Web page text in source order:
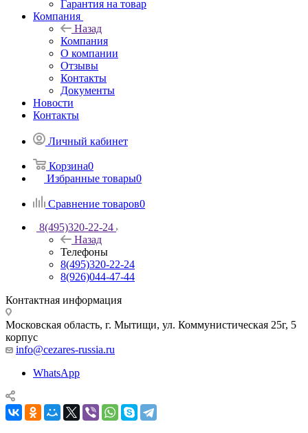
Гарантия на товар
Компания
Назад
Компания
О компании
Отзывы
Контакты
Документы
Новости
Контакты
Личный кабинет
Корзина0
Избранные товары0
Сравнение товаров0
8(495)320-22-24
Назад
Телефоны
8(495)320-22-24
8(926)044-47-44
Контактная информация
Московская область, г. Мытищи, ул. Коммунистическая 25г, 5
корпус
info@cezares-russia.ru
WhatsApp